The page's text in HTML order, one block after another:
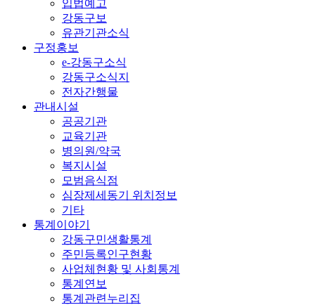
입법예고
강동구보
유관기관소식
구정홍보
e-강동구소식
강동구소식지
전자간행물
관내시설
공공기관
교육기관
병의원/약국
복지시설
모범음식점
심장제세동기 위치정보
기타
통계이야기
강동구민생활통계
주민등록인구현황
사업체현황 및 사회통계
통계연보
통계관련누리집